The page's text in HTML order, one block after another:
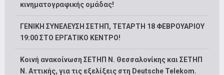
κινηματογραφικής ομάδας!
ΓΕΝΙΚΗ ΣΥΝΕΛΕΥΣΗ ΣΕΤΗΠ, ΤΕΤΑΡΤΗ 18 ΦΕΒΡΟΥΑΡΙΟΥ
19:00 ΣΤΟ ΕΡΓΑΤΙΚΟ ΚΕΝΤΡΟ!
Κοινή ανακοίνωση ΣΕΤΗΠ Ν. Θεσσαλονίκης και ΣΕΤΗΠ
N. Αττικής, για τις εξελίξεις στη Deutsche Telekom.